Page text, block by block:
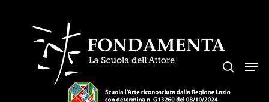
Hit enter to search or ESC to close